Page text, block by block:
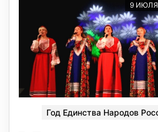
9 ИЮЛЯ
Год Единства Народов